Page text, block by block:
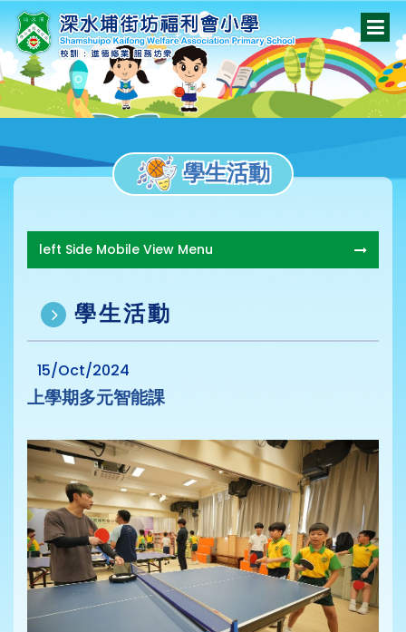
學生活動
left Side Mobile View Menu
學生活動
15/Oct/2024
上學期多元智能課